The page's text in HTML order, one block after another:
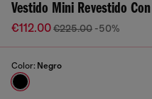
Vestido Mini Revestido
€112.00€225.00 -50%
Color: Negro